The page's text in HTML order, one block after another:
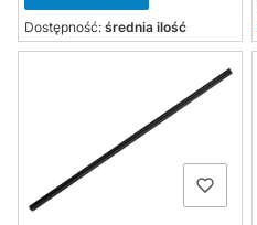
Dostępność: średnia ilość